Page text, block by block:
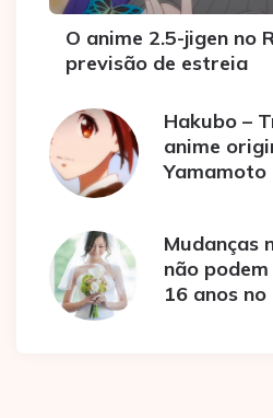
O anime 2.5-jigen no
previsão de estreia
Hakubo –
anime
Yamamoto
Mudanças
não
16 anos no